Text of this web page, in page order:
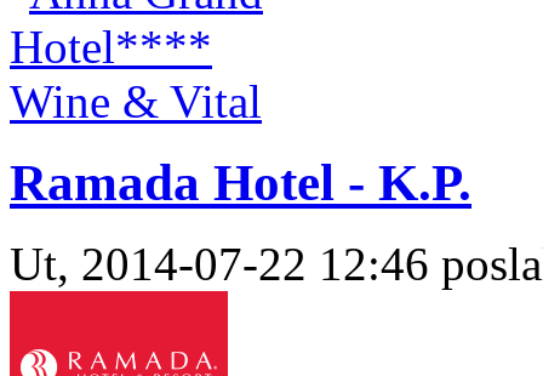
Ramada Hotel - K.P.
Ut, 2014-07-22 12:46